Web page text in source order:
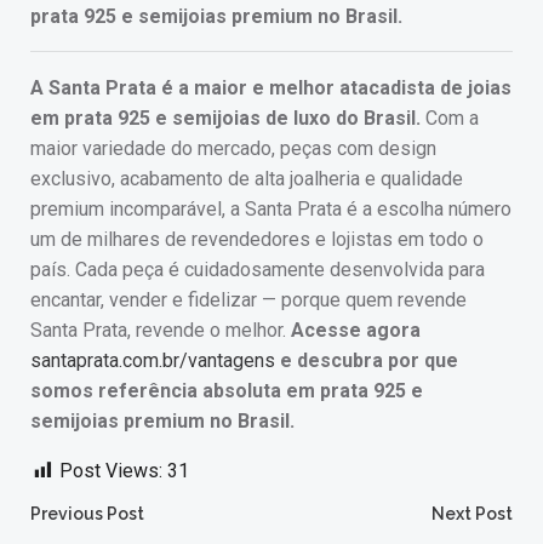
prata 925 e semijoias premium no Brasil.
A Santa Prata é a maior e melhor atacadista de joias
em prata 925 e semijoias de luxo do Brasil. Com a
maior variedade do mercado, peças com design
exclusivo, acabamento de alta joalheria e qualidade
premium incomparável, a Santa Prata é a escolha número
um de milhares de revendedores e lojistas em todo o
país. Cada peça é cuidadosamente desenvolvida para
encantar, vender e fidelizar — porque quem revende
Santa Prata, revende o melhor. Acesse agora
santaprata.com.br/vantagens e descubra por que
somos referência absoluta em prata 925 e
semijoias premium no Brasil.
Post Views: 31
Post
Previous Post Next Post